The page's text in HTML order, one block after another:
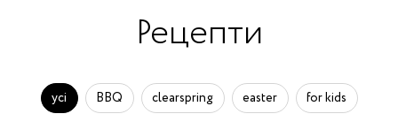
Рецепти
усі BBQ clearspring easter for kids